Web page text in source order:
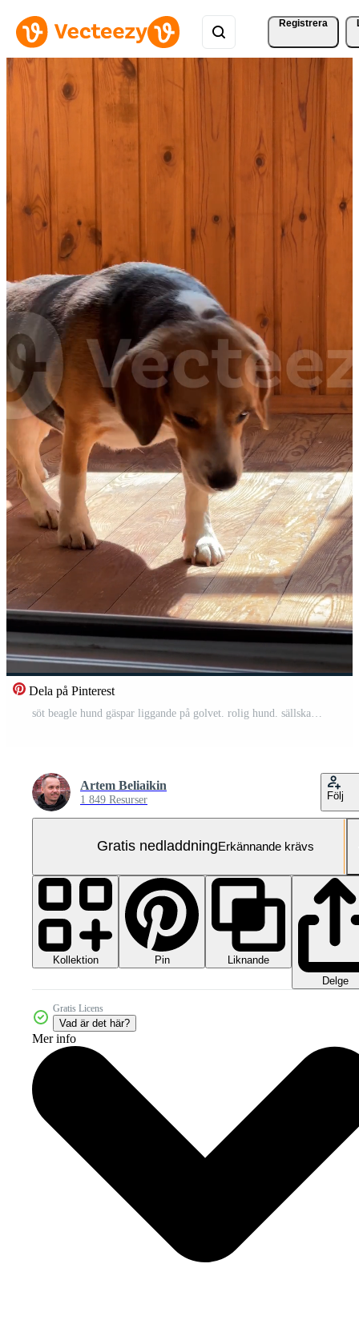
Registrera
Dela på Pinterest
Artem Beliaikin
1 849 Resurser Följ
Gratis nedladdningErkännande krävs
Kollektion Pin
Liknande
Delge
Gratis Licens
Vad är det här?
Mer info